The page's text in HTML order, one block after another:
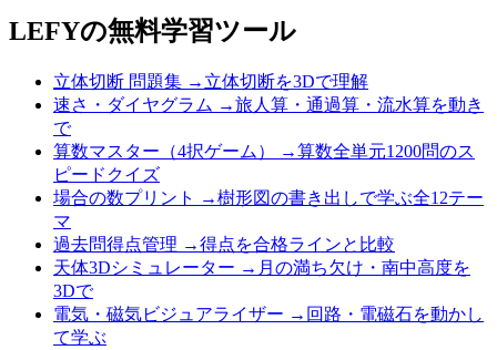
LEFYの無料学習ツール
立体切断 問題集 → 立体切断を3Dで理解
速さ・ダイヤグラム →旅人算・通過算・流水算を動き
で
算数マスター（4択ゲーム）
→算数全単元1200問のス
ピードクイズ
場合の数プリント
→樹形図の書き出しで学ぶ全12テー
マ
過去問得点管理 →得点を合格ラインと比較
天体3Dシミュレーター → 月の満ち欠け・南中高度を
3Dで
電気・磁気ビジュアライザー → 回路・電磁石を動かし
て学ぶ